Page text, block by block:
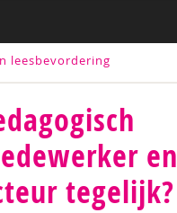
leesbevordering
en
tegelijk?